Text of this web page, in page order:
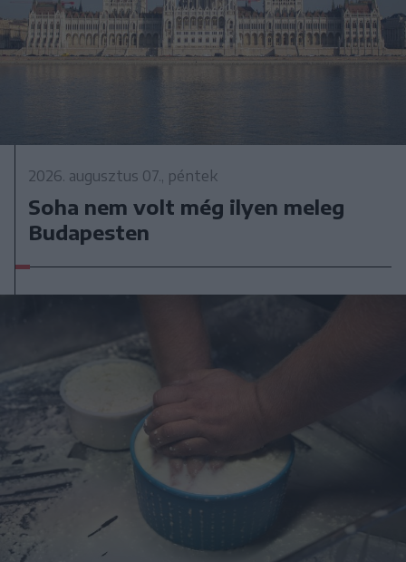
2026. augusztus 07., péntek
Soha nem volt még ilyen meleg
Budapesten